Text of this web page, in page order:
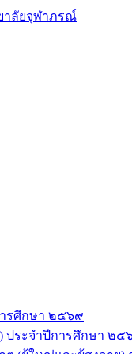
รศึกษา ๒๕๖๙
ประจำปีการศึกษา ๒๕